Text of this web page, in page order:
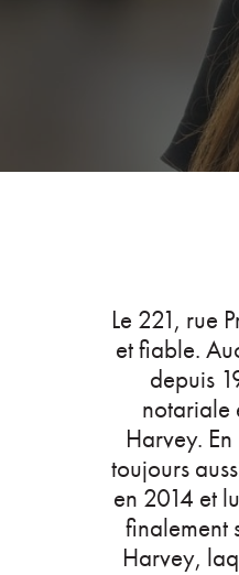
Le 221, rue
et fiable.
depuis
notariale
Harvey.
toujours
en 2014 et
finalement
Harvey,